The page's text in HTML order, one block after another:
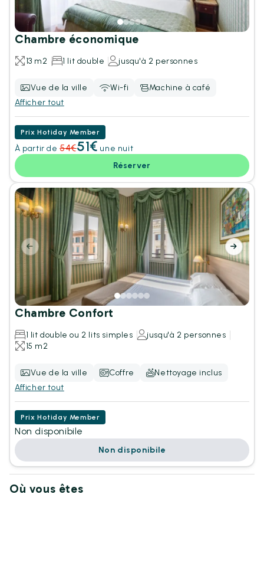
Chambre économique
13 m2 1 lit double jusqu'à 2 personnes
Vue de la ville Wi-fi
Machine à café
Afficher tout
Prix Hotiday Member
À partir de 54€51€ une nuit
Réserver
Chambre Confort
1 lit double ou 2 lits simples
jusqu'à 2 personnes
15 m2
Vue de la ville Coffre
Nettoyage inclus
Afficher tout
Prix Hotiday Member
Non disponibile
Non disponibile
Où vous êtes